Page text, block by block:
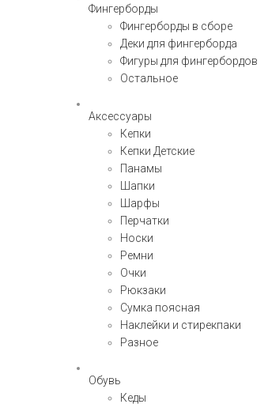
Фингерборды
Фингерборды в сборе
Деки для фингерборда
Фигуры для фингербордов
Остальное
Аксессуары
Кепки
Кепки Детские
Панамы
Шапки
Шарфы
Перчатки
Носки
Ремни
Очки
Рюкзаки
Сумка поясная
Наклейки и стирекпаки
Разное
Обувь
Кеды